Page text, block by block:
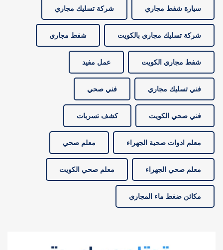
سيارة شفط مجاري شركة تسليك مجاري
شركة تسليك مجاري بالكويت شفط مجاري
شفط مجاري الكويت عمل مفيد
فني تسليك مجاري فني صحي
فني صحي الكويت كشف تسربات
معلم ادوات صحية الجهراء معلم صحي
معلم صحي الجهراء معلم صحي الكويت
مكائن ضغط ماء المجاري